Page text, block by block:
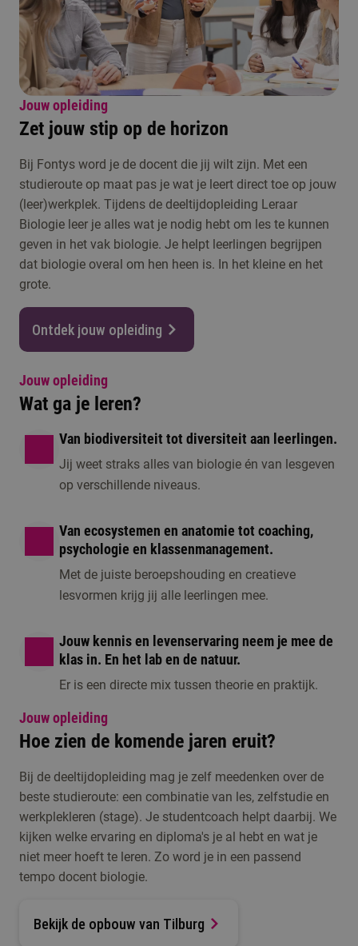
Jouw opleiding
Zet jouw stip op de horizon
Bij Fontys word je de docent die jij wilt zijn. Met een
studieroute op maat pas je wat je leert direct toe op jouw
(leer)werkplek. Tijdens de deeltijdopleiding Leraar
Biologie leer je alles wat je nodig hebt om les te kunnen
geven in het vak biologie. Je helpt leerlingen begrijpen
dat biologie overal om hen heen is. In het kleine en het
grote.
Ontdek jouw opleiding
Jouw opleiding
Wat ga je leren?
Van biodiversiteit tot diversiteit aan leerlingen.
Jij weet straks alles van biologie én van lesgeven
op verschillende niveaus.
Van ecosystemen en anatomie tot coaching,
psychologie en klassenmanagement.
Met de juiste beroepshouding en creatieve
lesvormen krijg jij alle leerlingen mee.
Jouw kennis en levenservaring neem je mee de
klas in. En het lab en de natuur.
Er is een directe mix tussen theorie en praktijk.
Jouw opleiding
Hoe zien de komende jaren eruit?
Bij de deeltijdopleiding mag je zelf meedenken over de
beste studieroute: een combinatie van les, zelfstudie en
werkplekleren (stage). Je studentcoach helpt daarbij. We
kijken welke ervaring en diploma's je al hebt en wat je
niet meer hoeft te leren. Zo word je in een passend
tempo docent biologie.
Bekijk de opbouw van Tilburg